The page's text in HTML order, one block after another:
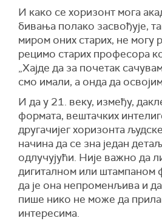
И како се хоризонт мога
бивања полако засвођује,
миром оних старих, не могу
рецимо старих професора
„Хајде да за почетак
смо имали, а онда да
И да у 21. веку, између,
формата, вештачких
другачијег хоризонта
начина да се зна један детаљ
одлучујући. Није важно да
дигиталном или штампаном
да је она непроменљива и
пише нико не може да
интересима.